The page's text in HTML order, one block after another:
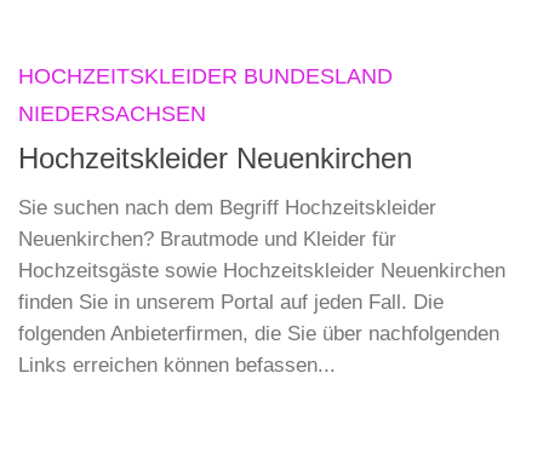
HOCHZEITSKLEIDER BUNDESLAND
NIEDERSACHSEN
Hochzeitskleider Neuenkirchen
Sie suchen nach dem Begriff Hochzeitskleider
Neuenkirchen? Brautmode und Kleider für
Hochzeitsgäste sowie Hochzeitskleider Neuenkirchen
finden Sie in unserem Portal auf jeden Fall. Die
folgenden Anbieterfirmen, die Sie über nachfolgenden
Links erreichen können befassen...